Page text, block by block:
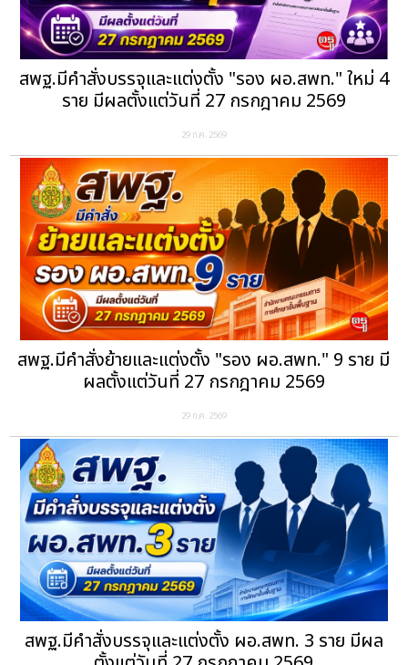
สพฐ.มีคำสั่งบรรจุและแต่งตั้ง "รอง ผอ.สพท." ใหม่ 4
ราย มีผลตั้งแต่วันที่ 27 กรกฎาคม 2569
29 ก.ค. 2569
สพฐ.มีคำสั่งย้ายและแต่งตั้ง "รอง ผอ.สพท." 9 ราย มี
ผลตั้งแต่วันที่ 27 กรกฎาคม 2569
29 ก.ค. 2569
สพฐ.มีคำสั่งบรรจุและแต่งตั้ง ผอ.สพท. 3 ราย มีผล